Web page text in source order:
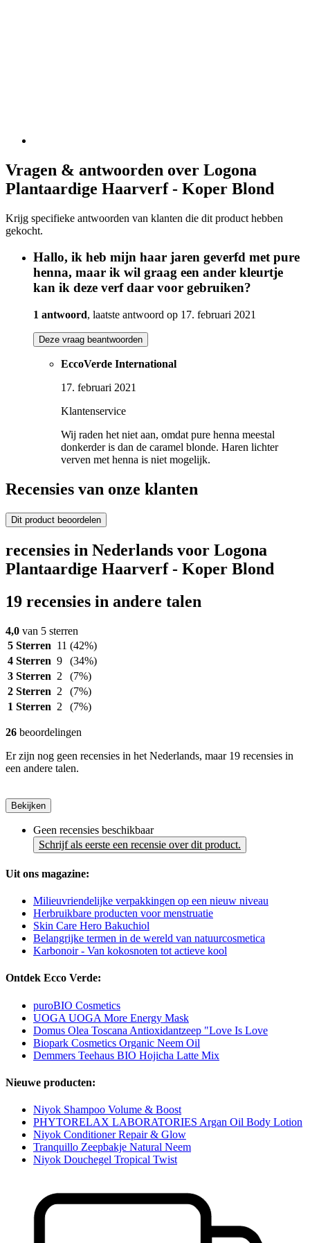
Vragen & antwoorden over Logona
Plantaardige Haarverf - Koper Blond
Krijg specifieke antwoorden van klanten die dit product hebben
gekocht.
Hallo, ik heb mijn haar jaren geverfd met pure
henna, maar ik wil graag een ander kleurtje
kan ik deze verf daar voor gebruiken?
1 antwoord, laatste antwoord op 17. februari 2021
Deze vraag beantwoorden
EccoVerde International
17. februari 2021
Klantenservice
Wij raden het niet aan, omdat pure henna meestal
donkerder is dan de caramel blonde. Haren lichter
verven met henna is niet mogelijk.
Recensies van onze klanten
Dit product beoordelen
recensies in Nederlands voor Logona
Plantaardige Haarverf - Koper Blond
19 recensies in andere talen
4,0 van 5 sterren
5 Sterren 11 (42%)
4 Sterren 9
(34%)
3 Sterren 2
(7%)
2 Sterren 2
(7%)
1 Sterren 2 (7%)
26 beoordelingen
Er zijn nog geen recensies in het Nederlands, maar 19 recensies in
een andere talen.
Bekijken
Geen recensies beschikbaar
Schrijf als eerste een recensie over dit product.
Uit ons magazine:
Milieuvriendelijke verpakkingen op een nieuw niveau
Herbruikbare producten voor menstruatie
Skin Care Hero Bakuchiol
Belangrijke termen in de wereld van natuurcosmetica
Karbonoir - Van kokosnoten tot actieve kool
Ontdek Ecco Verde:
puroBIO Cosmetics
UOGA UOGA More Energy Mask
Domus Olea Toscana Antioxidantzeep "Love Is Love
Biopark Cosmetics Organic Neem Oil
Demmers Teehaus BIO Hojicha Latte Mix
Nieuwe producten:
Niyok Shampoo Volume & Boost
PHYTORELAX LABORATORIES Argan Oil Body Lotion
Niyok Conditioner Repair & Glow
Tranquillo Zeepbakje Natural Neem
Niyok Douchegel Tropical Twist